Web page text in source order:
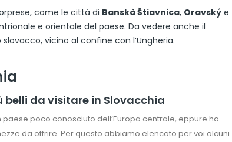
come le città di Banskà Štiavnica, Oravský e
e orientale del paese. Da vedere anche il
vicino al confine con l’Ungheria.
belli da visitare in Slovacchia
paese poco conosciuto dell’Europa centrale, eppure ha
da offrire. Per questo abbiamo elencato per voi alcuni